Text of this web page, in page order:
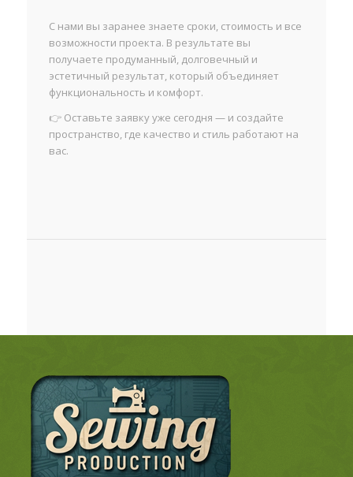
С нами вы заранее знаете сроки, стоимость и все
возможности проекта. В результате вы
получаете продуманный, долговечный и
эстетичный результат, который объединяет
функциональность и комфорт.
👉 Оставьте заявку уже сегодня — и создайте
пространство, где качество и стиль работают на
вас.